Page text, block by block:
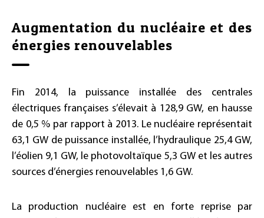
Augmentation du nucléaire et des
énergies renouvelables
Fin 2014, la puissance installée des centrales
électriques françaises s’élevait à 128,9 GW, en hausse
de 0,5 % par rapport à 2013. Le nucléaire représentait
63,1 GW de puissance installée, l’hydraulique 25,4 GW,
l’éolien 9,1 GW, le photovoltaïque 5,3 GW et les autres
sources d’énergies renouvelables 1,6 GW.
La production nucléaire est en forte reprise par